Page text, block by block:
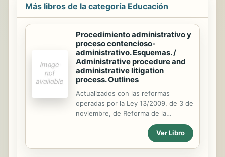
Más libros de la categoría Educación
Procedimiento administrativo y
proceso contencioso-
administrativo. Esquemas. /
Administrative procedure and
administrative litigation
process. Outlines
Actualizados con las reformas
operadas por la Ley 13/2009, de 3 de
noviembre, de Reforma de la
Legislación Procesal para la
implantación de la Nueva Oficina
Judicial; Ley 25/2009, de 22 de
Ver Libro